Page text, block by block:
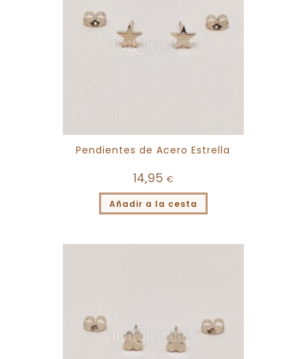
Pendientes de Acero Estrella
14,95 €
Añadir a la cesta